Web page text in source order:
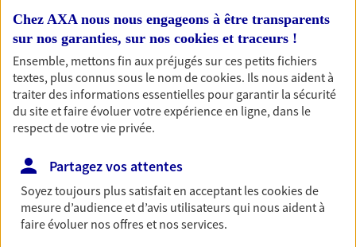
Votre logement est unique, comme vous. Le
contrat Ma Maison assure votre sérénité en
protégeant ce qui vous tient à coeur.
Découvrir l'offre Habitation
OBTENIR UN TARIF EN LIGNE
Garantie Accidents de la Vie
Bricoleuse, féru de jardinage, pâtissier en herbe
ou grande lectrice… personne n'est à l'abri d'un
accident du quotidien. Avec Ma Protection
Chez AXA nous nous engageons à être transparents
sur nos garanties, sur nos cookies et traceurs !
Ensemble, mettons fin aux préjugés sur ces petits fichiers
textes, plus connus sous le nom decookies. Ils nous aident à
traiter des informations essentielles pour garantir la sécurité
du site et faire évoluer votre expérience en ligne, dans le
respect de votre vie privée.
Partagez vos attentes
Soyez toujours plus satisfait en acceptant lescookiesde
mesure d’audience et d’avis utilisateurs qui nous aident à
faire évoluer nos offres et nos services.